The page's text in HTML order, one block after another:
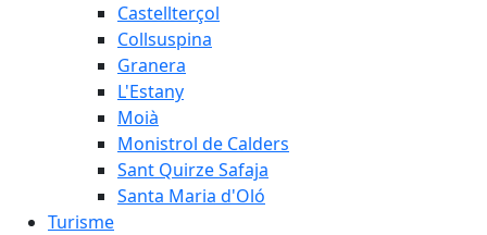
Castellterçol
Collsuspina
Granera
L'Estany
Moià
Monistrol de Calders
Sant Quirze Safaja
Santa Maria d'Oló
Turisme